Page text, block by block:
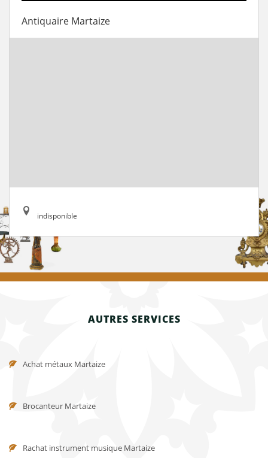
Antiquaire Martaize
indisponible
AUTRES SERVICES
Achat métaux Martaize
Brocanteur Martaize
Rachat instrument musique Martaize